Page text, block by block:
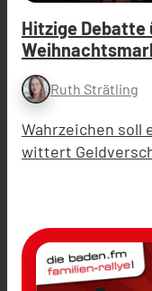
Hitzige Debatte
Ruth Strätling
Wahrzeichen soll
wittert